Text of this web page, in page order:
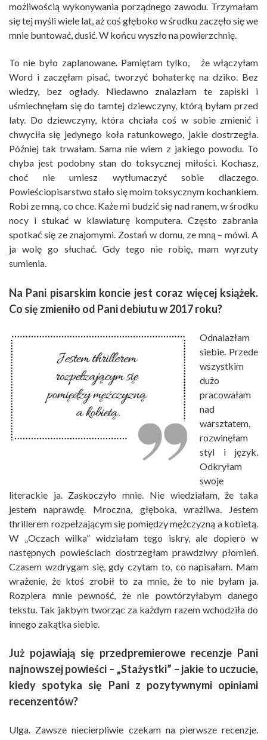
możliwością wykonywania porządnego zawodu. Trzymałam
się tej myśli wiele lat, aż coś głęboko w środku zaczęło się we
mnie buntować, dusić. W końcu wyszło na powierzchnię.
To nie było zaplanowane. Pamiętam tylko, że włączyłam
Word i zaczęłam pisać, tworzyć bohaterkę na dziko. Bez
wiedzy, bez ogłady. Niedawno znalazłam te zapiski i
uśmiechnęłam się do tamtej dziewczyny, którą byłam przed
laty. Do dziewczyny, która chciała coś w sobie zmienić i
chwyciła się jedynego koła ratunkowego, jakie dostrzegła.
Później tak trwałam. Sama nie wiem z jakiego powodu. To
chyba jest podobny stan do toksycznej miłości. Kochasz,
choć nie umiesz wytłumaczyć sobie dlaczego.
Powieściopisarstwo stało się moim toksycznym kochankiem.
Robi ze mną, co chce. Każe mi budzić się nad ranem, w środku
nocy i stukać w klawiaturę komputera. Często zabrania
spotkać się ze znajomymi. Zostań w domu, ze mną – mówi. A
ja wolę go słuchać. Gdy tego nie robię, mam wyrzuty
sumienia.
Na Pani pisarskim koncie jest coraz więcej książek.
Co się zmieniło od Pani debiutu w 2017 roku?
Odnalazłam
siebie. Przede
wszystkim
dużo
pracowałam
nad
warsztatem,
rozwinęłam
styl i język.
Odkryłam
swoje
literackie ja. Zaskoczyło mnie. Nie wiedziałam, że taka
jestem naprawdę. Mroczna, głęboka, wrażliwa. Jestem
thrillerem rozpełzającym się pomiędzy mężczyzną a kobietą.
W „Oczach wilka” widziałam tego iskry, ale dopiero w
następnych powieściach dostrzegłam prawdziwy płomień.
Czasem wzdrygam się, gdy czytam to, co napisałam. Mam
wrażenie, że ktoś zrobił to za mnie, że to nie byłam ja.
Rozpiera mnie pewność, że nie powtórzyłabym danego
tekstu. Tak jakbym tworząc za każdym razem wchodziła do
innego zakątka siebie.
Już pojawiają się przedpremierowe recenzje Pani
najnowszej powieści – „Stażystki” – jakie to uczucie,
kiedy spotyka się Pani z pozytywnymi opiniami
recenzentów?
Ulga. Zawsze niecierpliwie czekam na pierwsze recenzje.